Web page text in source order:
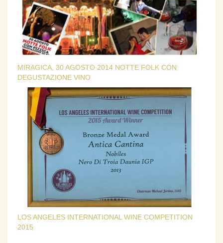
MIRAGICA, 30 AGOSTO 2014 NOTTE FOLK CON
DEGUSTAZIONE VINO
LOS ANGELES INTERNATIONAL WINE COMPETITION
2015